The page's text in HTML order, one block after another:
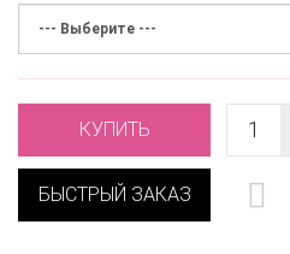
КУПИТЬ
БЫСТРЫЙ ЗАКАЗ